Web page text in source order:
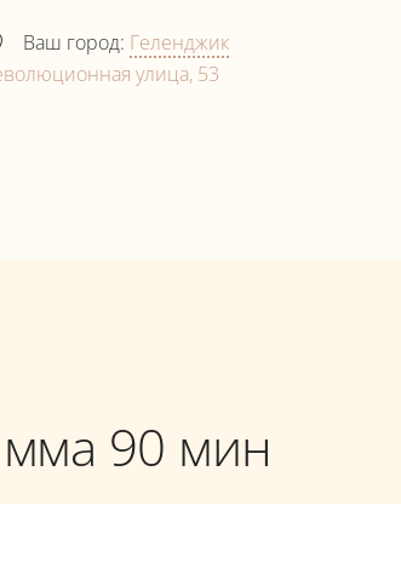
Ваш город: Геленджик
улица, 53
90 мин